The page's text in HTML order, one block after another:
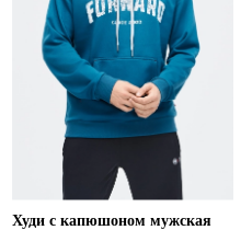
Худи с капюшоном мужская